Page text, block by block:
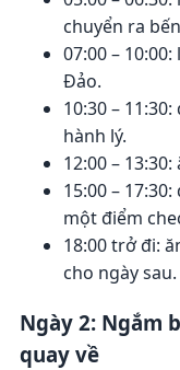
chuyển ra
07:00 –
Đảo.
10:30 –
hành lý.
12:00 –
15:00 –
một điểm
18:00 trở đi:
cho ngày sau.
Ngày 2: Ngắm
quay về